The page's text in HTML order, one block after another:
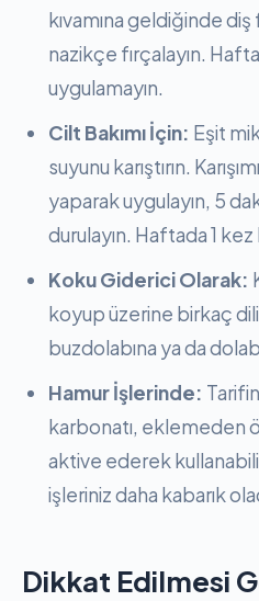
kıvamına geldiğinde diş
nazikçe fırçalayın.
uygulamayın.
Cilt Bakımı İçin: Eşit
suyunu karıştırın.
yaparak uygulayın, 5
durulayın. Haftada 1
Koku Giderici Olarak:
koyup üzerine birkaç
buzdolabına ya da
Hamur İşlerinde:
karbonatı, eklemeden
aktive ederek
işleriniz daha kabarık
Dikkat Edilmesi